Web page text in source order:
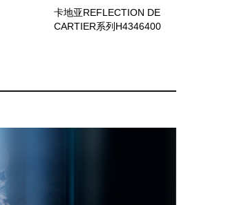
卡地亚REFLECTION DE
CARTIER系列H4346400